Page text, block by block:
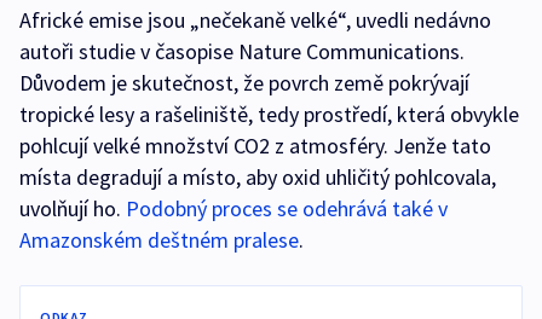
Africké emise jsou „nečekaně velké“, uvedli nedávno
autoři studie v časopise Nature Communications.
Důvodem je skutečnost, že povrch země pokrývají
tropické lesy a rašeliniště, tedy prostředí, která obvykle
pohlcují velké množství CO2 z atmosféry. Jenže tato
místa degradují a místo, aby oxid uhličitý pohlcovala,
uvolňují ho. Podobný proces se odehrává také v
Amazonském deštném pralese.